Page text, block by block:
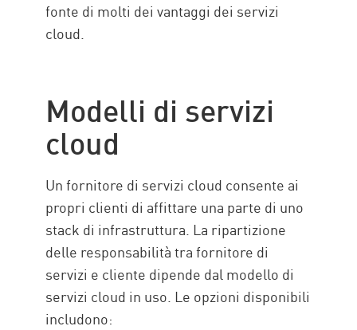
fonte di molti dei vantaggi dei servizi
cloud.
Modelli di servizi
cloud
Un fornitore di servizi cloud consente ai
propri clienti di affittare una parte di uno
stack di infrastruttura. La ripartizione
delle responsabilità tra fornitore di
servizi e cliente dipende dal modello di
servizi cloud in uso. Le opzioni disponibili
includono: